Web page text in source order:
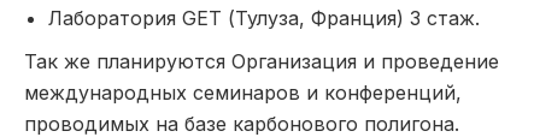
Лаборатория GET (Тулуза, Франция) 3 стаж.
Так же планируются Организация и проведение
международных семинаров и конференций,
проводимых на базе карбонового полигона.